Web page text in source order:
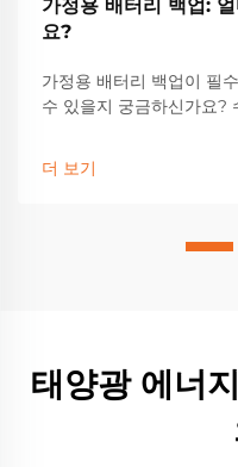
가정용 배터리 백업:
요?
가정용 배터리 백업이 필
수 있을지 궁금하신가요?
보세요. 전문가의 조언을
더 보기
태양광 에너